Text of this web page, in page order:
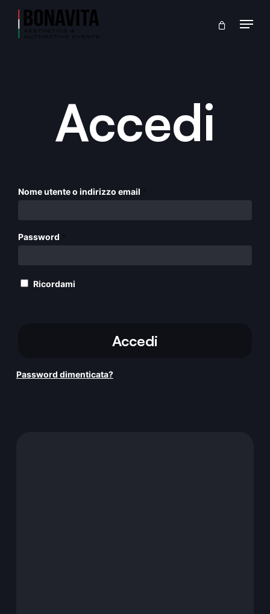
Skip
Menu
Carrello Close
Accedi
Nome utente o indirizzo email
Password
Ricordami
Accedi
Password dimenticata?